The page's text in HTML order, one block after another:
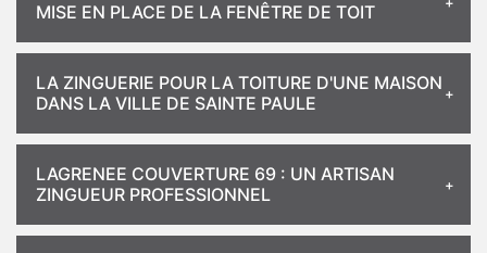
MISE EN PLACE DE LA FENÊTRE DE TOIT
LA ZINGUERIE POUR LA TOITURE D'UNE MAISON
DANS LA VILLE DE SAINTE PAULE
LAGRENEE COUVERTURE 69 : UN ARTISAN
ZINGUEUR PROFESSIONNEL